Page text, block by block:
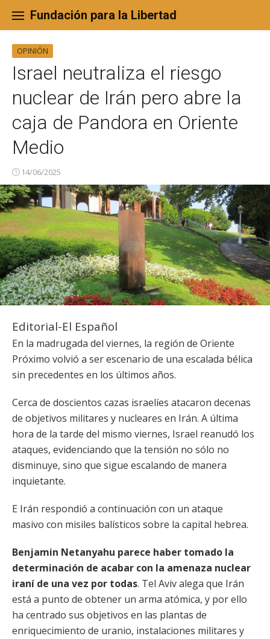
content
Fundación para la Libertad
OPINIÓN
Israel neutraliza el riesgo
nuclear de Irán pero abre la
caja de Pandora en Oriente
Medio
14/06/2025
Editorial-El Español
En la madrugada del viernes, la región de Oriente
Próximo volvió a ser escenario de una escalada bélica
sin precedentes en los últimos años.
Cerca de doscientos cazas israelíes atacaron decenas
de objetivos militares y nucleares en Irán. A última
hora de la tarde del mismo viernes, Israel reanudó los
ataques, evidenciando que la tensión no sólo no
disminuye, sino que sigue escalando de manera
inquietante.
E Irán respondió a continuación con un ataque
masivo con misiles balísticos sobre la capital hebrea.
Benjamin Netanyahu parece haber tomado la
determinación de acabar con la amenaza nuclear
iraní de una vez por todas. Tel Aviv alega que Irán
está a punto de obtener un arma atómica, y por ello
ha centrado sus objetivos en las plantas de
enriquecimiento de uranio, instalaciones militares y